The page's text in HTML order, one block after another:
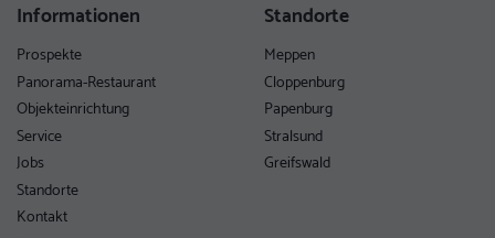
Informationen
Prospekte
Panorama-Restaurant
Objekteinrichtung
Service
Jobs
Standorte
Kontakt
Standorte
Meppen
Cloppenburg
Papenburg
Stralsund
Greifswald